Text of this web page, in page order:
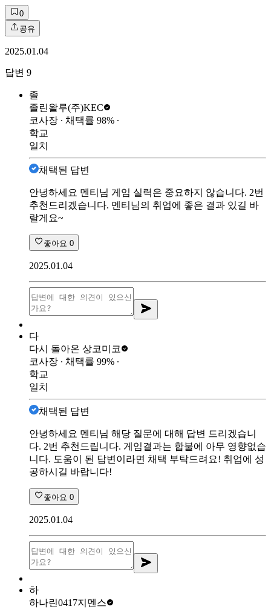
0
공유
2025.01.04
답변 9
졸
졸린왈루(주)KEC
코사장 ∙ 채택률 98% ∙
학교
일치
채택된 답변
안녕하세요 멘티님 게임 실력은 중요하지 않습니다. 2번
추천드리겠습니다. 멘티님의 취업에 좋은 결과 있길 바
랄게요~
좋아요 0
2025.01.04
다
다시 돌아온 상코미코
코사장 ∙ 채택률 99% ∙
학교
일치
채택된 답변
안녕하세요 멘티님 해당 질문에 대해 답변 드리겠습니
다. 2번 추천드립니다. 게임결과는 합불에 아무 영향없습
니다. 도움이 된 답변이라면 채택 부탁드려요! 취업에 성
공하시길 바랍니다!
좋아요 0
2025.01.04
하
하나린0417지멘스